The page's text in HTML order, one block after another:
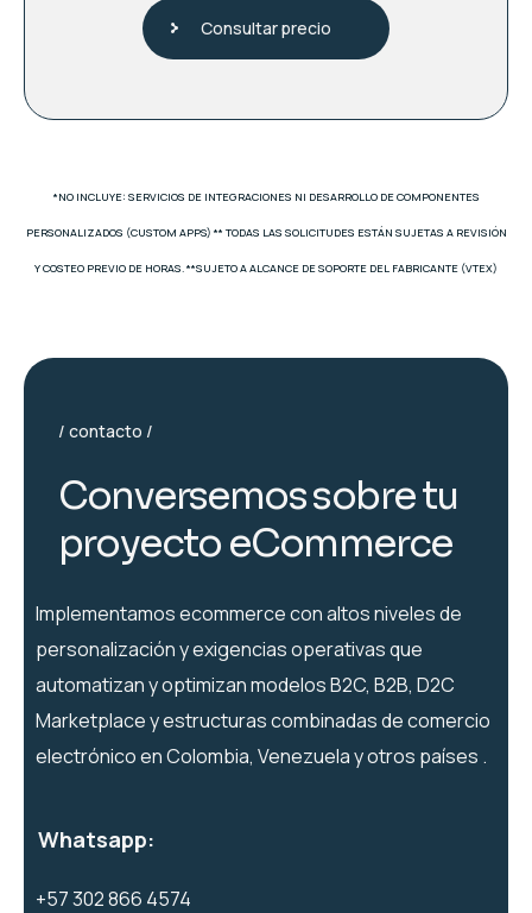
Consultar precio
*NO INCLUYE: SERVICIOS DE INTEGRACIONES NI DESARROLLO DE COMPONENTES
PERSONALIZADOS (CUSTOM APPS) ** TODAS LAS SOLICITUDES ESTÁN SUJETAS A REVISIÓN
Y COSTEO PREVIO DE HORAS. **SUJETO A ALCANCE DE SOPORTE DEL FABRICANTE (VTEX)
contacto
Conversemossobretu
proyecto eCommerce
Implementamos ecommerce con altos niveles de
personalización y exigencias operativas que
automatizan y optimizan modelos B2C, B2B, D2C
Marketplace y estructuras combinadas de comercio
electrónico en Colombia, Venezuela y otros países .
Whatsapp:
+57 302 866 4574